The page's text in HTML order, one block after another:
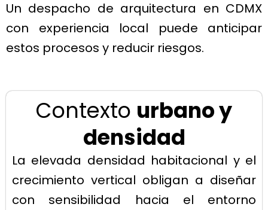
Un despacho de arquitectura en CDMX
con experiencia local puede anticipar
estos procesos y reducir riesgos.
Contexto urbano y
densidad
La elevada densidad habitacional y el
crecimiento vertical obligan a diseñar
con sensibilidad hacia el entorno